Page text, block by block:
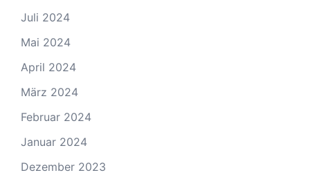
Juli 2024
Mai 2024
April 2024
März 2024
Februar 2024
Januar 2024
Dezember 2023